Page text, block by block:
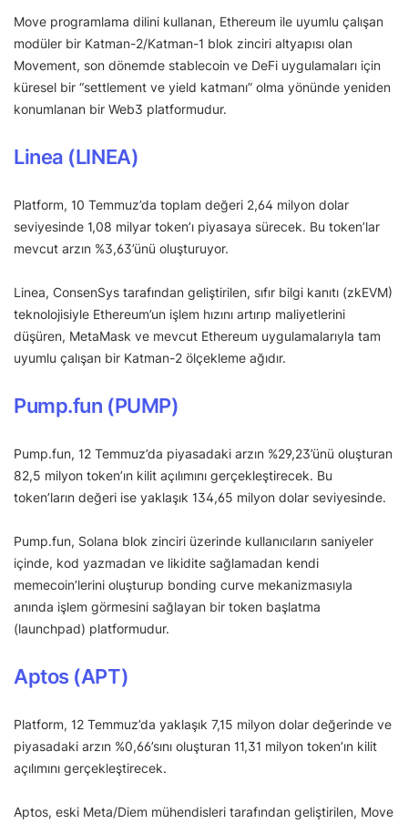
Move programlama dilini kullanan, Ethereum ile uyumlu çalışan
modüler bir Katman-2/Katman-1 blok zinciri altyapısı olan
Movement, son dönemde stablecoin ve DeFi uygulamaları için
küresel bir “settlement ve yield katmanı” olma yönünde yeniden
konumlanan bir Web3 platformudur.
Linea (LINEA)
Platform, 10 Temmuz’da toplam değeri 2,64 milyon dolar
seviyesinde 1,08 milyar token’ı piyasaya sürecek. Bu token’lar
mevcut arzın %3,63’ünü oluşturuyor.
Linea, ConsenSys tarafından geliştirilen, sıfır bilgi kanıtı (zkEVM)
teknolojisiyle Ethereum’un işlem hızını artırıp maliyetlerini
düşüren, MetaMask ve mevcut Ethereum uygulamalarıyla tam
uyumlu çalışan bir Katman-2 ölçekleme ağıdır.
Pump.fun (PUMP)
Pump.fun, 12 Temmuz’da piyasadaki arzın %29,23’ünü oluşturan
82,5 milyon token’ın kilit açılımını gerçekleştirecek. Bu
token’ların değeri ise yaklaşık 134,65 milyon dolar seviyesinde.
Pump.fun, Solana blok zinciri üzerinde kullanıcıların saniyeler
içinde, kod yazmadan ve likidite sağlamadan kendi
memecoin’lerini oluşturup bonding curve mekanizmasıyla
anında işlem görmesini sağlayan bir token başlatma
(launchpad) platformudur.
Aptos (APT)
Platform, 12 Temmuz’da yaklaşık 7,15 milyon dolar değerinde ve
piyasadaki arzın %0,66’sını oluşturan 11,31 milyon token’ın kilit
açılımını gerçekleştirecek.
Aptos, eski Meta/Diem mühendisleri tarafından geliştirilen, Move